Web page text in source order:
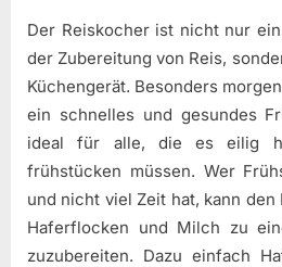
Der Reiskocher ist nicht nur
der Zubereitung von Reis,
Küchengerät. Besonders
ein schnelles und gesundes
ideal für alle, die es eilig
frühstücken müssen. Wer
und nicht viel Zeit hat, kann
Haferflocken und Milch zu
zuzubereiten. Dazu einfach